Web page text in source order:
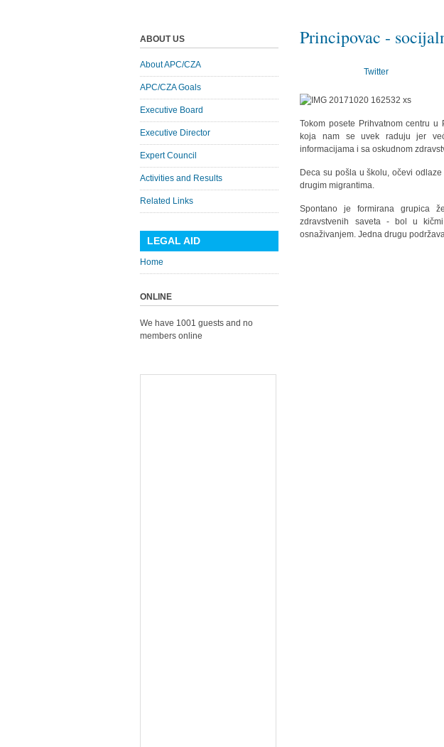
Principovac -
Twitter
Tokom posete Prihvatnom centru
koja nam se uvek raduju jer
informacijama i sa oskudnom
Deca su pošla u školu, očevi
drugim migrantima.
Spontano je formirana grupica
zdravstvenih saveta - bol u
osnaživanjem. Jedna drugu
ABOUT US
About APC/CZA
APC/CZA Goals
Executive Board
Executive Director
Expert Council
Activities and Results
Related Links
LEGAL AID
Home
ONLINE
We have 1001 guests and no
members online